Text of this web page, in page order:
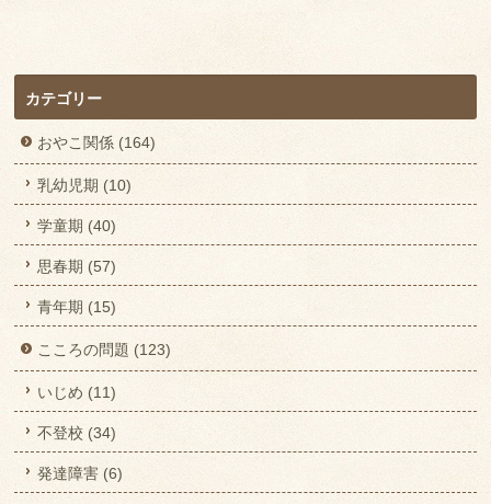
カテゴリー
おやこ関係 (164)
乳幼児期 (10)
学童期 (40)
思春期 (57)
青年期 (15)
こころの問題 (123)
いじめ (11)
不登校 (34)
発達障害 (6)